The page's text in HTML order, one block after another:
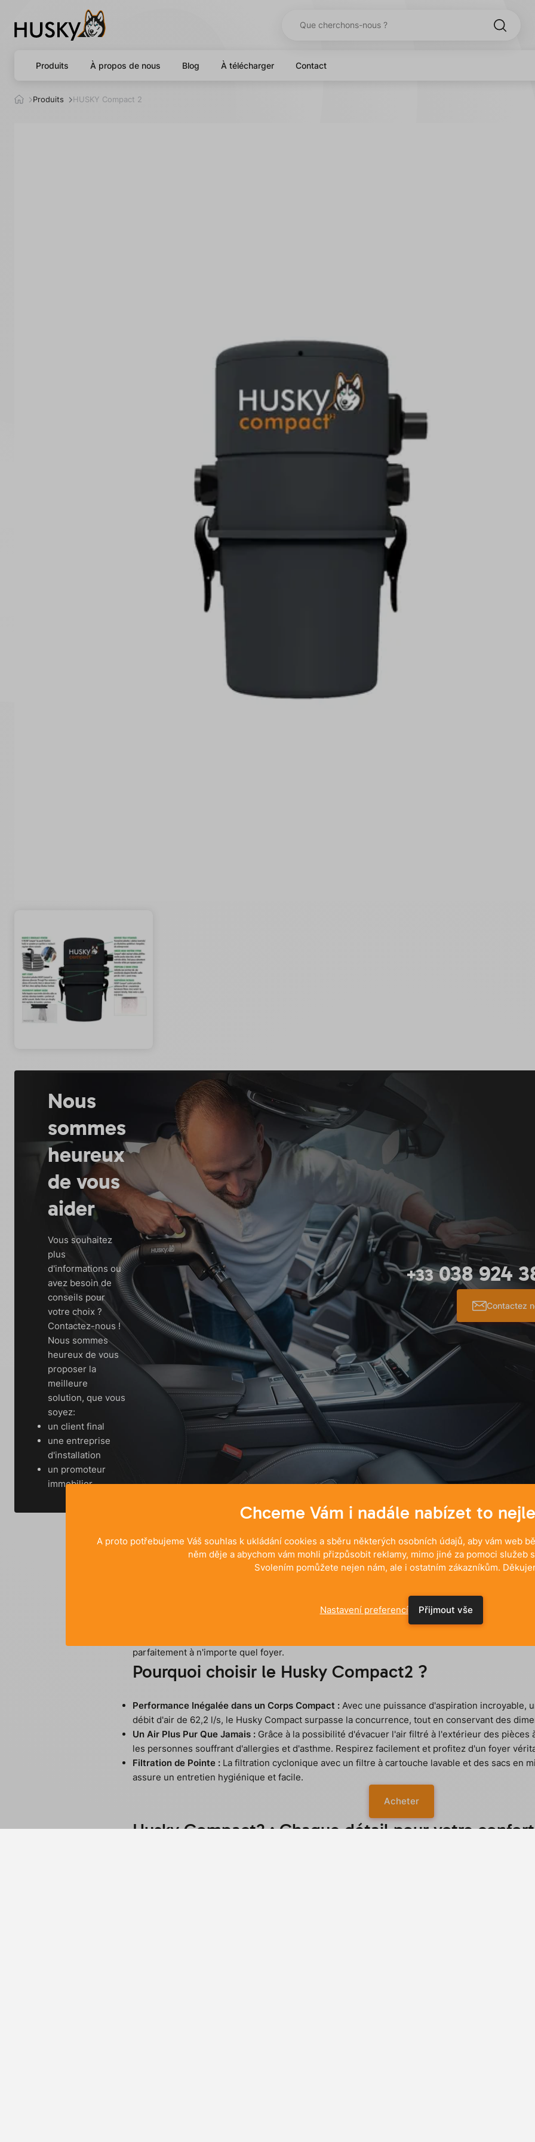
Produits À propos de nous Blog À télécharger Contact
h
Produits HUSKY Compact 2
Nous
sommes
heureux
de vous
aider
Vous souhaitez
plus
d'informations ou
avez besoin de
conseils pour
votre choix ?
Contactez-nous !
Nous sommes
heureux de vous
proposer la
meilleure
solution, que vous
soyez:
un client final
une entreprise
d'installation
un promoteur
immobilier
+33 038 924
Contactez
Préparez-vous à une propreté sans
Nous vous présentons le Husky Compact2 – l'aspirateur central qui change la donne. Oubliez
parfaitement à n'importe quel foyer.
Pourquoi choisir le Husky Compact2 ?
Performance Inégalée dans un Corps Compact : Avec une puissance d'aspiration incroyable,
débit d'air de 62,2 l/s, le Husky Compact surpasse la concurrence, tout en conservant des
Un Air Plus Pur Que Jamais : Grâce à la possibilité d'évacuer l'air filtré à l'extérieur des pièces
les personnes souffrant d'allergies et d'asthme. Respirez facilement et profitez d'un foyer
Filtration de Pointe : La filtration cyclonique avec un filtre à cartouche lavable et des sacs en
assure un entretien hygiénique et facile.
Acheter
Husky Compact2 : Chaque détail pour votre
Chceme Vám i nadále nabízet to
A proto potřebujeme Váš souhlas k ukládání cookies a sběru některých osobních údajů, aby vám web
něm děje a abychom vám mohli přizpůsobit reklamy, mimo jiné za pomoci služeb
Svolením pomůžete nejen nám, ale i ostatním zákazníkům.
Nastavení preferencí Přijmout vše